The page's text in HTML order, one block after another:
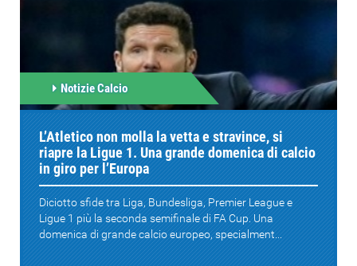
Notizie Calcio
L’Atletico non molla la vetta e stravince, si
riapre la Ligue 1. Una grande domenica di calcio
in giro per l’Europa
Diciotto sfide tra Liga, Bundesliga, Premier League e
Ligue 1 più la seconda semifinale di FA Cup. Una
domenica di grande calcio europeo, specialment...